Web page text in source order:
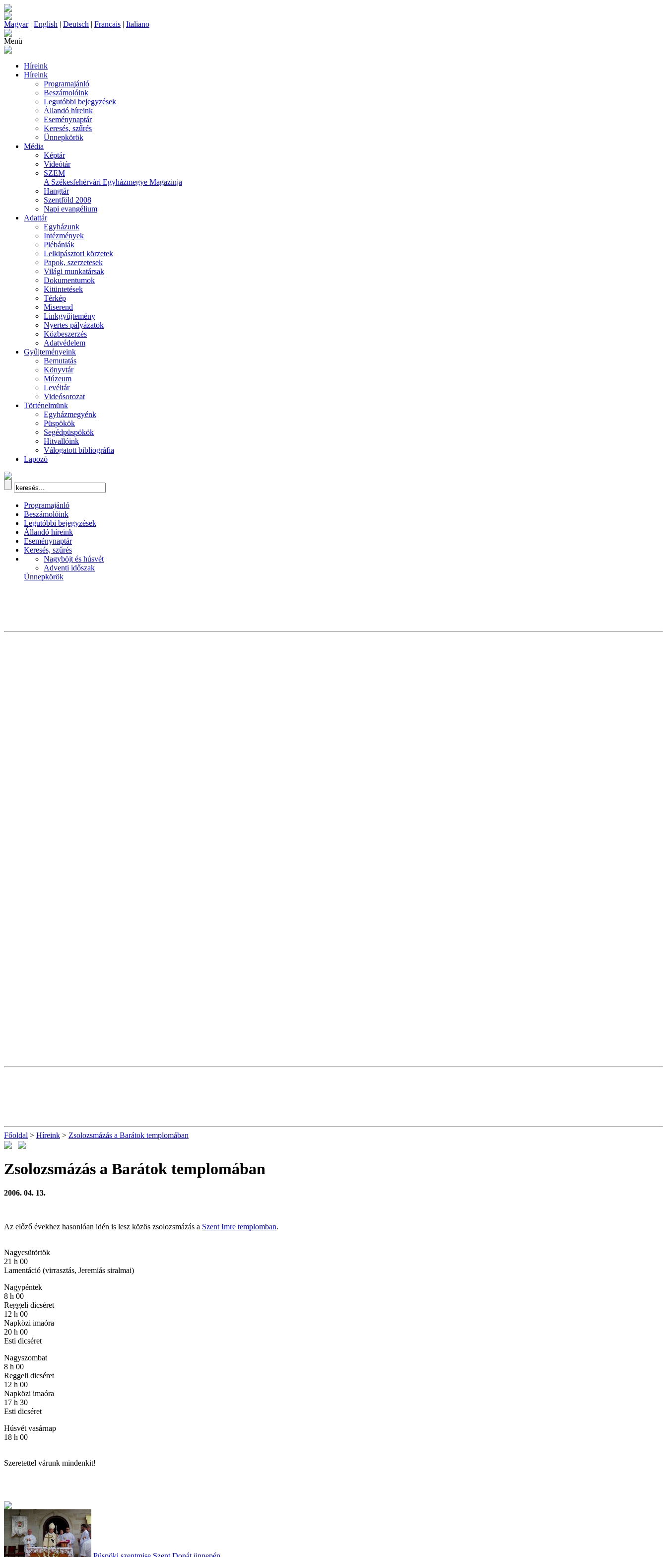
Magyar| English | Deutsch | Francais | Italiano
Menü
Híreink
Híreink
Programajánló
Beszámolóink
Legutóbbi bejegyzések
Állandó híreink
Eseménynaptár
Keresés, szűrés
Ünnepkörök
Média
Képtár
Videótár
SZEM
A Székesfehérvári Egyházmegye Magazinja
Hangtár
Szentföld 2008
Napi evangélium
Adattár
Egyházunk
Intézmények
Plébániák
Lelkipásztori körzetek
Papok, szerzetesek
Világi munkatársak
Dokumentumok
Kitüntetések
Térkép
Miserend
Linkgyűjtemény
Nyertes pályázatok
Közbeszerzés
Adatvédelem
Gyűjteményeink
Bemutatás
Könyvtár
Múzeum
Levéltár
Videósorozat
Történelmünk
Egyházmegyénk
Püspökök
Segédpüspökök
Hitvallóink
Válogatott bibliográfia
Lapozó
Programajánló
Beszámolóink
Legutóbbi bejegyzések
Állandó híreink
Eseménynaptár
Keresés, szűrés
Nagyböjt és húsvét
Adventi időszak
Ünnepkörök
Főoldal > Híreink > Zsolozsmázás a Barátok templomában
Zsolozsmázás a Barátok templomában
2006. 04. 13.
Az előző évekhez hasonlóan idén is lesz közös zsolozsmázás a Szent Imre templomban.
Nagycsütörtök
21 h 00
Lamentáció (virrasztás, Jeremiás siralmai)
Nagypéntek
8 h 00
Reggeli dicséret
12 h 00
Napközi imaóra
20 h 00
Esti dicséret
Nagyszombat
8 h 00
Reggeli dicséret
12 h 00
Napközi imaóra
17 h 30
Esti dicséret
Húsvét vasárnap
18 h 00
Szeretettel várunk mindenkit!